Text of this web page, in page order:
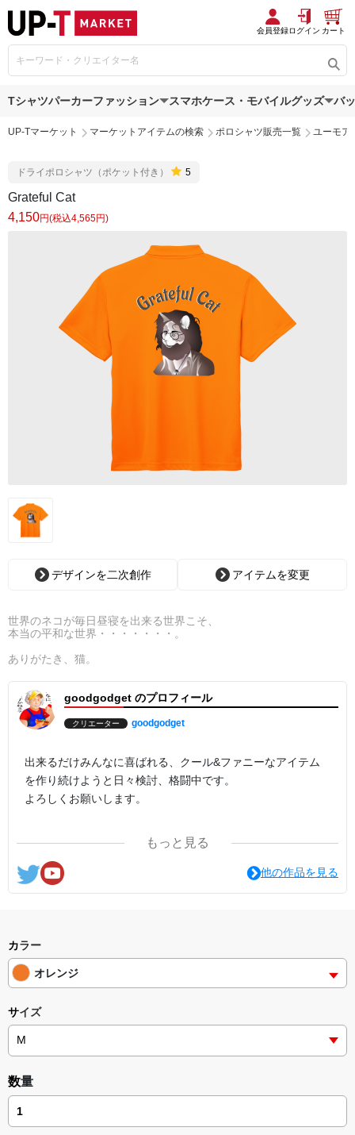
会員登録ログイン カート
Tシャツパーカーファッション スマホケース・モバイルグッズ バ
UP-Tマーケット マーケットアイテムの検索 ポロシャツ販売一覧 ユーモア
ドライポロシャツ（ポケット付き） 5
Grateful Cat
4,150円(税込4,565円)
デザインを二次創作 アイテムを変更
世界のネコが毎日昼寝を出来る世界こそ、
本当の平和な世界・・・・・・・。
ありがたき、猫。
goodgodget のプロフィール
クリエーター goodgodget
出来るだけみんなに喜ばれる、クール&ファニーなアイテム
を作り続けようと日々検討、格闘中です。
よろしくお願いします。
ここの他にも『日日彼是色々面白可笑し。IN SUZURI』や
nichinichioo by BASE にも展開中。
コチラもよろしくお願いします。
もっと見る
他の作品を見る
カラー
オレンジ
サイズ
数量